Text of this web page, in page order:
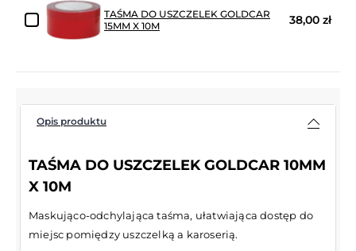
TAŚMA DO USZCZELEK GOLDCAR
15MM X 10M
38,00 zł
Opis produktu
TAŚMA DO USZCZELEK GOLDCAR 10MM
X 10M
Maskująco-odchylająca taśma, ułatwiająca dostęp do
miejsc pomiędzy uszczelką a karoserią.